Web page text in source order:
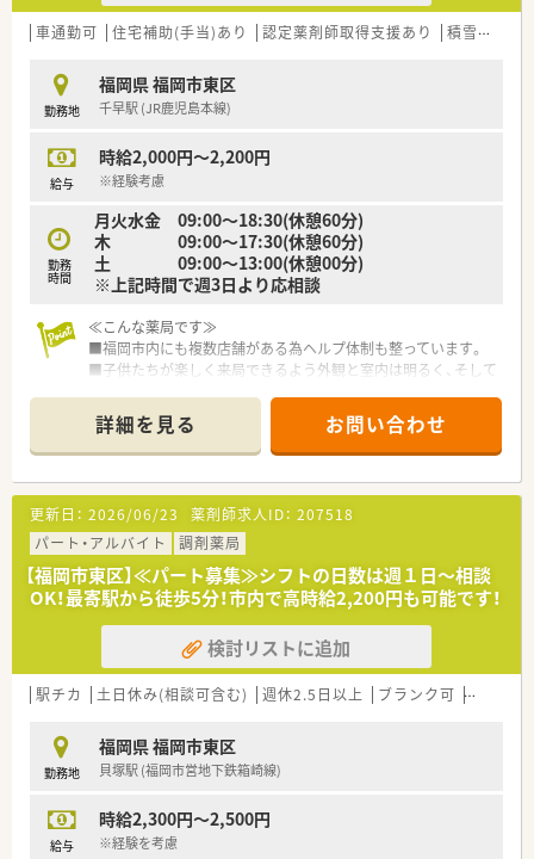
車通勤可 住宅補助(手当)あり 認定薬剤師取得支援あり 積雪なし
勤務地
福岡県 福岡市東区
千早駅 (JR鹿児島本線)
給与
時給2,000円～2,200円
※経験考慮
勤務
時間
月火水金 09:00～18:30(休憩60分)
木 09:00～17:30(休憩60分)
土 09:00～13:00(休憩00分)
※上記時間で週3日より応相談
≪こんな薬局です≫
■福岡市内にも複数店舗がある為ヘルプ体制も整っています。
■子供たちが楽しく来局できるよう外観と室内は明るく、そして
■枚数は160～200枚/日いくこともあり、スタッフ人数も多いな
か業務をこなされておりチームワークが抜群です。
■ドライブスルーも併設しており、遠方からも広域の処方がくる
こともございます。
≪こんな会社です≫
■福岡県内を中心に51店舗を展開しています。
■本部からの応援体制もあり、繁忙期や急なお休みにも対応でき
る体制が整っております。
■調剤薬局の経営の他、医療経営コンサルティングにも力を入れ
ており、ドクターの開業支援から薬局をOPENするという形がメ
インのため、処方元とのコミュニケーションも良好です
≪充実の研修制度≫
ミナーを、各々のプロフェッショナルを講師として招いて実施す
るなど教育面のサポートも手厚いです。
■個々の職員の適正・学ぼうという意欲を評価して、実務経験を
ルに対応して頂けるためスキルアップを目指せます。
■管理職研修、疾患別研修などの社内研修を始め、eラーニング
詳細を見る お問い合わせ
更新日： 2026/06/23 薬剤師求人ID： 207518
パート・アルバイト
調剤薬局
【福岡市東区】≪パート募集≫シフトの日数は週１日～相談
OK！最寄駅から徒歩5分！市内で高時給2,200円も可能です！
検討リストに追加
駅チカ 土日休み(相談可含む) 週休2.5日以上 ブランク可 Ｗワー
勤務地
福岡県 福岡市東区
貝塚駅 (福岡市営地下鉄箱崎線)
給与
時給2,300円～2,500円
※経験を考慮